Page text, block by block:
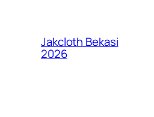
Jakcloth Bekasi
2026